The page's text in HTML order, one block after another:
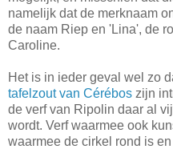
namelijk dat de merknaam
de naam Riep en 'Lina', de
Caroline.
Het is in ieder geval wel zo
tafelzout van Cérébos zijn
de verf van Ripolin daar al
wordt. Verf waarmee ook
waarmee de cirkel rond is